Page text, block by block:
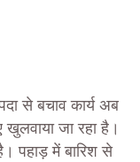
से बचाव कार्य अब
खुलवाया जा रहा है।
पहाड़ में बारिश से